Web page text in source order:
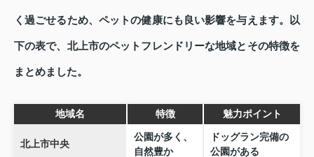
く過ごせるため、ペットの健康にも良い影響を与えます。以
下の表で、北上市のペットフレンドリーな地域とその特徴を
まとめました。
地域名 特徴 魅力ポイント
北上市中央
公園が多く、
自然豊か
ドッグラン完備の
公園がある